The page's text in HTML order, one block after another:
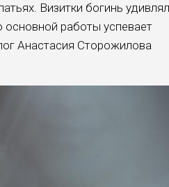
Визитки богинь
работы успевает
Анастасия Сторожилова